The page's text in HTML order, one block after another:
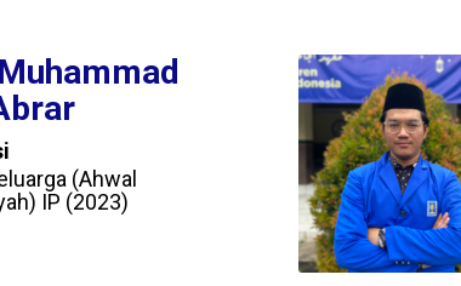
(Ahwal
IP (2023)